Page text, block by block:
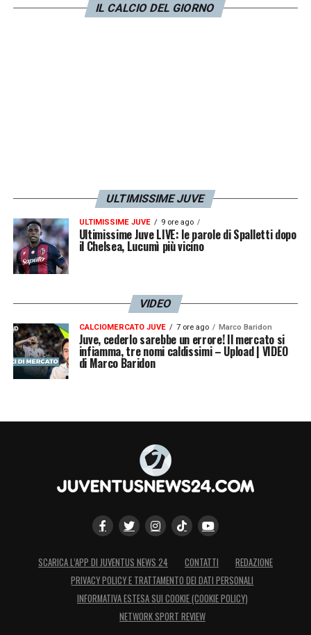
Video, che è bastato a scatenare gli insulti
IL CALCIO DEL GIORNO
ULTIMISSIME JUVE
ULTIMISSIME JUVE 9 ore ago
Ultimissime Juve LIVE: le parole di Spalletti dopo
il Chelsea, Lucumì più vicino
VIDEO
CALCIOMERCATO JUVE 7 ore ago Marco Baridon
Juve, cederlo sarebbe un errore! Il mercato si
infiamma, tre nomi caldissimi – Upload | VIDEO
di Marco Baridon
SCARICA L’APP DI JUVENTUS NEWS 24 CONTATTI
REDAZIONE
PRIVACY POLICY E TRATTAMENTO DEI DATI PERSONALI
INFORMATIVA ESTESA SUI COOKIE (COOKIE POLICY)
NETWORK SPORT REVIEW